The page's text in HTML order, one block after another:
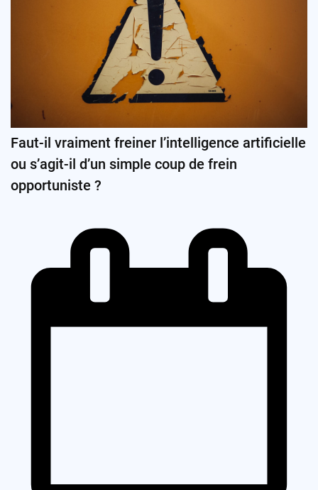
Faut-il vraiment freiner l’intelligence artificielle
ou s’agit-il d’un simple coup de frein
opportuniste ?